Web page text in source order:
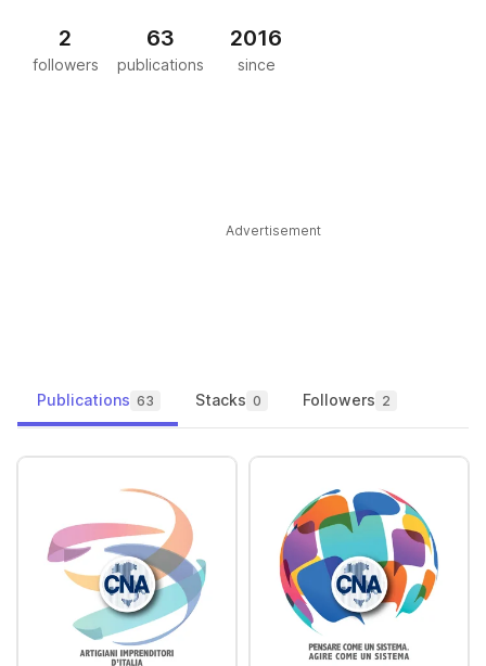
2
followers
63
publications
2016
since
Advertisement
Publications 63 Stacks 0 Followers 2